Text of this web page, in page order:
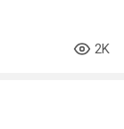
2K